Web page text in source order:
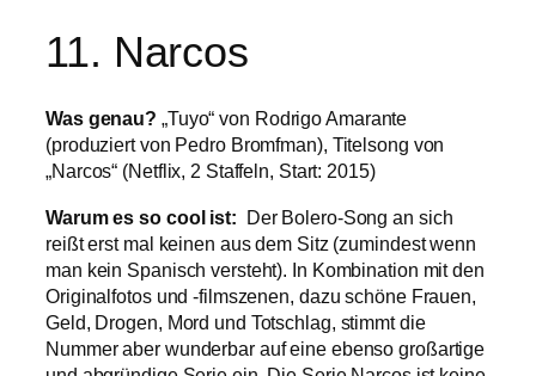
11. Narcos
Was genau? „Tuyo“ von Rodrigo Amarante
(produziert von Pedro Bromfman), Titelsong von
„Narcos“ (Netflix, 2 Staffeln, Start: 2015)
Warum es so cool ist: Der Bolero-Song an sich
reißt erst mal keinen aus dem Sitz (zumindest wenn
man kein Spanisch versteht). In Kombination mit den
Originalfotos und -filmszenen, dazu schöne Frauen,
Geld, Drogen, Mord und Totschlag, stimmt die
Nummer aber wunderbar auf eine ebenso großartige